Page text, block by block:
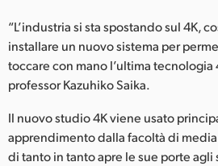
United Kingdom
“L’industria si sta spostando sul 4K,
installare un nuovo sistema per
toccare con mano l’ultima tecnologia
professor Kazuhiko Saika.
Il nuovo studio 4K viene usato
apprendimento dalla facoltà di
di tanto in tanto apre le sue porte